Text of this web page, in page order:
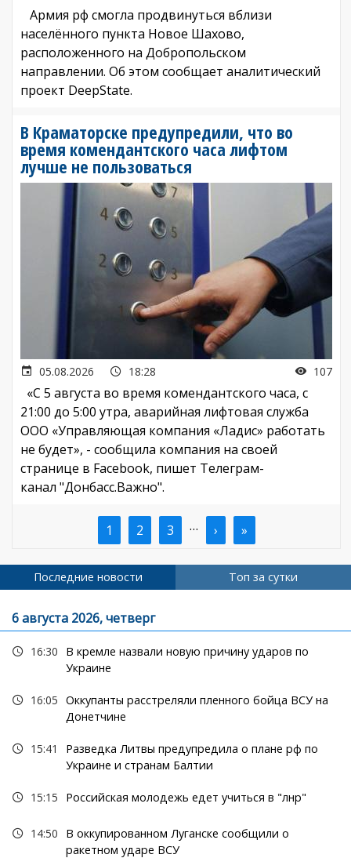
Армия рф смогла продвинуться вблизи
населённого пункта Новое Шахово,
расположенного на Добропольском
направлении. Об этом сообщает аналитический
проект DeepState.
В Краматорске предупредили, что во
время комендантского часа лифтом
лучше не пользоваться
05.08.2026 18:28 107
«С 5 августа во время комендантского часа, с
21:00 до 5:00 утра, аварийная лифтовая служба
ООО «Управляющая компания «Ладис» работать
не будет», - сообщила компания на своей
странице в Facebook, пишет Телеграм-
канал "Донбасс.Важно".
Текущая
страница
1 Страница
2 Страница
3 … Следующая
страница
› Последняя
страница
»
Последние новости Топ за сутки
6 августа 2026, четверг
16:30
В кремле назвали новую причину ударов по
Украине
16:05 Оккупанты расстреляли пленного бойца ВСУ на
Донетчине
15:41
Разведка Литвы предупредила о плане рф по
Украине и странам Балтии
15:15 Российская молодежь едет учиться в "лнр"
14:50
В оккупированном Луганске сообщили о
ракетном ударе ВСУ